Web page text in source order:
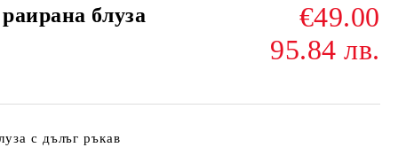
блуза
€49.00
95.84 лв.
с дълъг ръкав